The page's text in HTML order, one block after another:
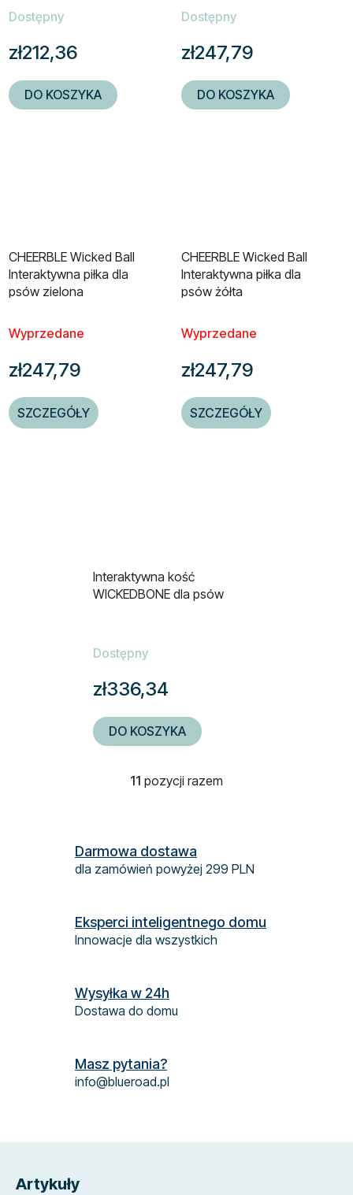
Dostępny
zł212,36
DO KOSZYKA
Dostępny
zł247,79
DO KOSZYKA
CHEERBLE Wicked Ball
Interaktywna piłka dla
psów zielona
Wyprzedane
zł247,79
SZCZEGÓŁY
CHEERBLE Wicked Ball
Interaktywna piłka dla
psów żółta
Wyprzedane
zł247,79
SZCZEGÓŁY
Interaktywna kość
WICKEDBONE dla psów
Dostępny
zł336,34
DO KOSZYKA
K
r
o
i
l
y
11 pozycji razem
Darmowa dostawa
dla zamówień powyżej 299 PLN
Eksperci inteligentnego domu
Innowacje dla wszystkich
Wysyłka w 24h
Dostawa do domu
Masz pytania?
info@blueroad.pl
Artykuły